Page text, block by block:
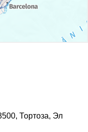
Тортоза, Эл